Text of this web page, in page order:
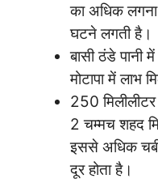
का अधिक लगना
घटने लगती है।
बासी ठंडे पानी
मोटापा में लाभ
250
2 चम्मच शहद
इससे अधिक
दूर होता है।